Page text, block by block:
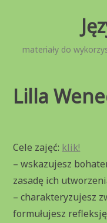
materiały do
Lilla
Cele zajęć: klik!
– wskazujesz
zasadę ich
– charakteryzujesz
formułujesz